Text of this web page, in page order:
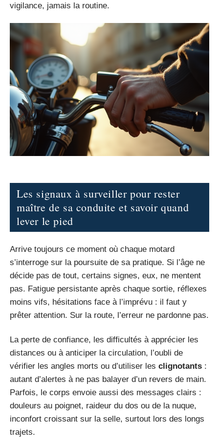
vigilance, jamais la routine.
Les signaux à surveiller pour rester
maître de sa conduite et savoir quand
lever le pied
Arrive toujours ce moment où chaque motard
s’interroge sur la poursuite de sa pratique. Si l’âge ne
décide pas de tout, certains signes, eux, ne mentent
pas. Fatigue persistante après chaque sortie, réflexes
moins vifs, hésitations face à l’imprévu : il faut y
prêter attention. Sur la route, l’erreur ne pardonne pas.
La perte de confiance, les difficultés à apprécier les
distances ou à anticiper la circulation, l’oubli de
vérifier les angles morts ou d’utiliser les clignotants :
autant d’alertes à ne pas balayer d’un revers de main.
Parfois, le corps envoie aussi des messages clairs :
douleurs au poignet, raideur du dos ou de la nuque,
inconfort croissant sur la selle, surtout lors des longs
trajets.